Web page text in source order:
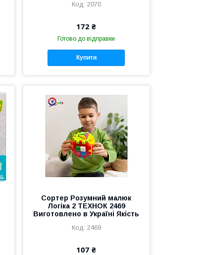
2070
172 ₴
Готово до відправки
Купити
Сортер Розумний малюк
Логіка 2 ТЕХНОК 2469
Виготовлено в Україні Якість
2469
107 ₴